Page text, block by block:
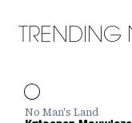
TRENDING
in to add
No Man's Land